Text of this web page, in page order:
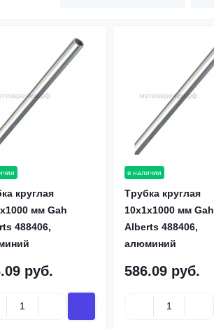
круглая
мм Gah
488406,
руб.
в наличии
Tрубка круглая
10х1х1000 мм Gah
Alberts 488406,
алюминий
586.09 руб.